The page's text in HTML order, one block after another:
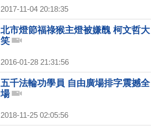
2017-11-04 20:18:35
北市燈節福祿猴主燈被嫌醜 柯文哲大
笑
2016-01-28 21:31:56
五千法輪功學員 自由廣場排字震撼全
場
2018-11-25 02:05:56